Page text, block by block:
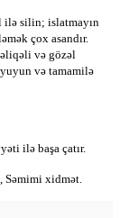
ilə silin; islatmayın
çox asandır.
və gözəl
yuyun və tamamilə
ilə başa çatır.
Səmimi xidmət.